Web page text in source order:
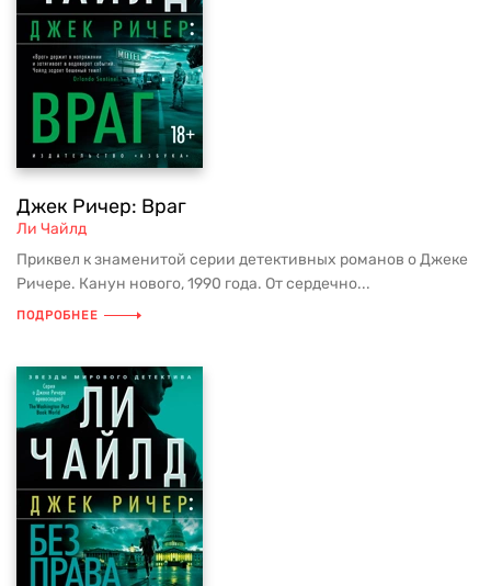
Джек Ричер: Враг
Ли Чайлд
Приквел к знаменитой серии детективных романов о Джеке
Ричере. Канун нового, 1990 года. От сердечно...
ПОДРОБНЕЕ